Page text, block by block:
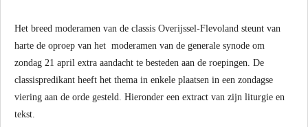
Het breed moderamen van de classis Overijssel-Flevoland steunt van
harte de oproep van het moderamen van de generale synode om
zondag 21 april extra aandacht te besteden aan de roepingen. De
classispredikant heeft het thema in enkele plaatsen in een zondagse
viering aan de orde gesteld. Hieronder een extract van zijn liturgie en
tekst.